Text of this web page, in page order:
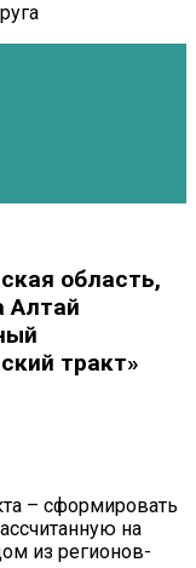
область,
Алтай
тракт»
– сформировать
на
из регионов-